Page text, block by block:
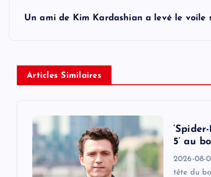
n
a
Un ami de Kim Kardashian a levé le voile
Articles Similaires
5’ au
2026-08-
tête du